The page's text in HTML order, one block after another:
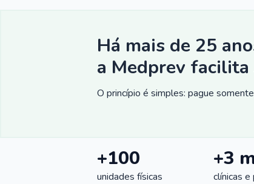
Há mais de 25
a Medprev facilita
O princípio é simples: pague
+100
unidades físicas
+3
clínicas